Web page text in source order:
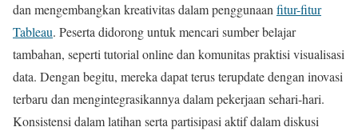
dan mengembangkan kreativitas dalam penggunaan fitur-fitur
Tableau. Peserta didorong untuk mencari sumber belajar
tambahan, seperti tutorial online dan komunitas praktisi visualisasi
data. Dengan begitu, mereka dapat terus terupdate dengan inovasi
terbaru dan mengintegrasikannya dalam pekerjaan sehari-hari.
Konsistensi dalam latihan serta partisipasi aktif dalam diskusi